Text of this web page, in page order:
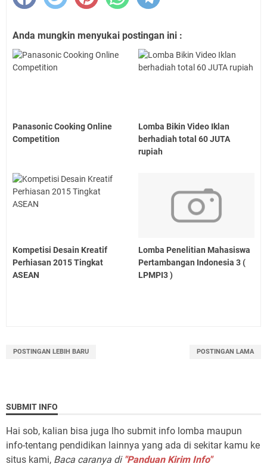
Anda mungkin menyukai postingan ini :
Panasonic Cooking Online
Competition
Lomba Bikin Video Iklan
berhadiah total 60 JUTA
rupiah
Kompetisi Desain Kreatif
Perhiasan 2015 Tingkat
ASEAN
Lomba Penelitian Mahasiswa
Pertambangan Indonesia 3 (
LPMPI3 )
POSTINGAN LEBIH BARU POSTINGAN LAMA
SUBMIT INFO
Hai sob, kalian bisa juga lho submit info lomba maupun
info-tentang pendidikan lainnya yang ada di sekitar kamu ke
situs kami, Baca caranya di "Panduan Kirim Info"